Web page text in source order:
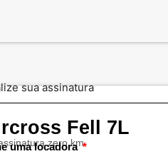
Fell 7L
zero km
sua assinatura
uma locadora